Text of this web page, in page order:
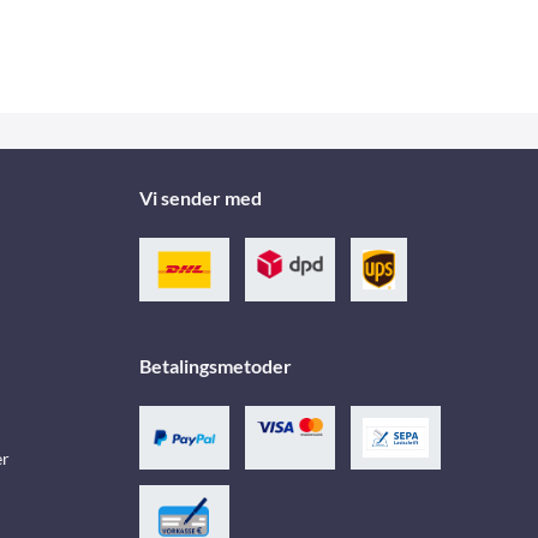
Vi sender med
Betalingsmetoder